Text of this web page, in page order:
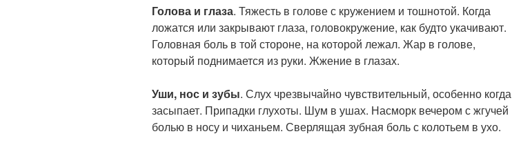
Голова и глаза. Тяжесть в голове с кружением и тошнотой. Когда
ложатся или закрывают глаза, головокружение, как будто укачивают.
Головная боль в той стороне, на которой лежал. Жар в голове,
который поднимается из руки. Жжение в глазах.
Уши, нос и зубы. Слух чрезвычайно чувствительный, особенно когда
засыпает. Припадки глухоты. Шум в ушах. Насморк вечером с жгучей
болью в носу и чиханьем. Сверлящая зубная боль с колотьем в ухо.